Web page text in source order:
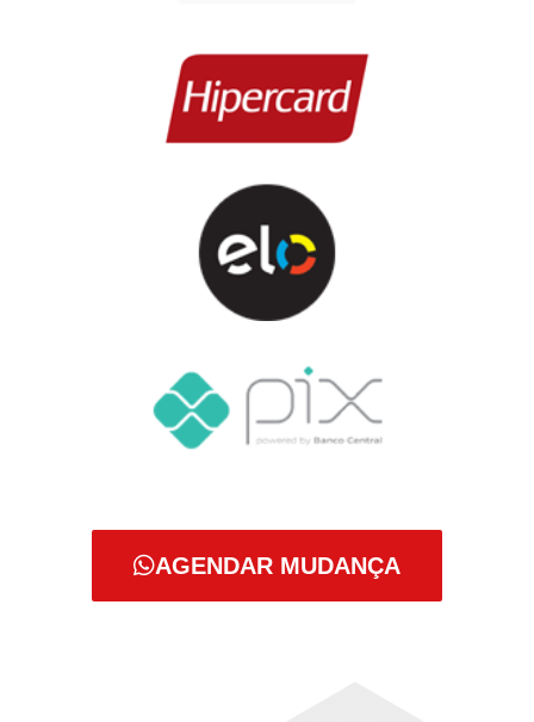
AGENDAR MUDANÇA